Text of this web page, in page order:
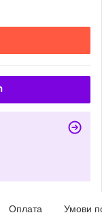
Оплата Умови